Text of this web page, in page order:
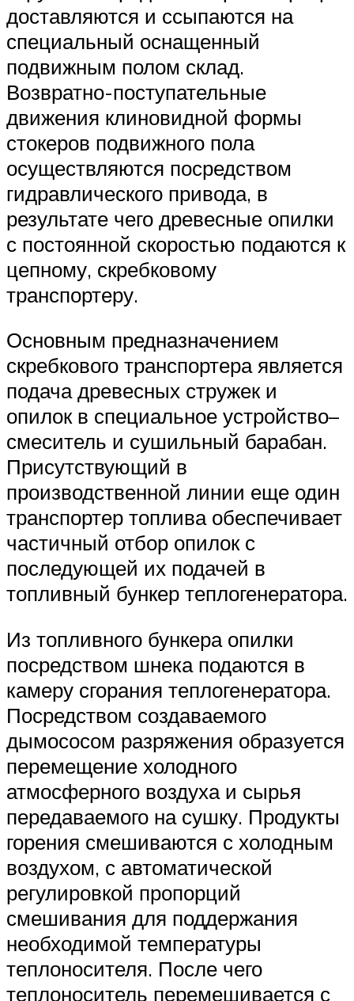
доставляются и ссыпаются на
специальный оснащенный
подвижным полом склад.
Возвратно-поступательные
движения клиновидной формы
стокеров подвижного пола
осуществляются посредством
гидравлического привода, в
результате чего древесные опилки
с постоянной скоростью подаются к
цепному, скребковому
транспортеру.
Основным предназначением
скребкового транспортера является
подача древесных стружек и
опилок в специальное устройство–
смеситель и сушильный барабан.
Присутствующий в
производственной линии еще один
транспортер топлива обеспечивает
частичный отбор опилок с
последующей их подачей в
топливный бункер теплогенератора.
Из топливного бункера опилки
посредством шнека подаются в
камеру сгорания теплогенератора.
Посредством создаваемого
дымососом разряжения образуется
перемещение холодного
атмосферного воздуха и сырья
передаваемого на сушку. Продукты
горения смешиваются с холодным
воздухом, с автоматической
регулировкой пропорций
смешивания для поддержания
необходимой температуры
теплоносителя. После чего
теплоноситель перемешивается с